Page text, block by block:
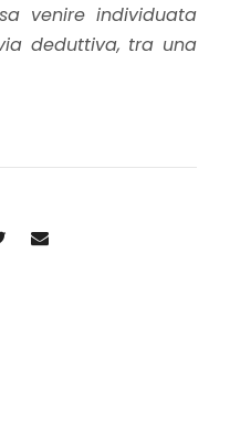
venire individuata
deduttiva, tra una